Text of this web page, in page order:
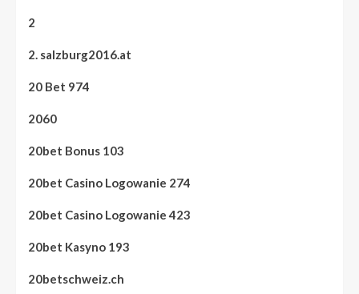
2
2. salzburg2016.at
20 Bet 974
2060
20bet Bonus 103
20bet Casino Logowanie 274
20bet Casino Logowanie 423
20bet Kasyno 193
20betschweiz.ch